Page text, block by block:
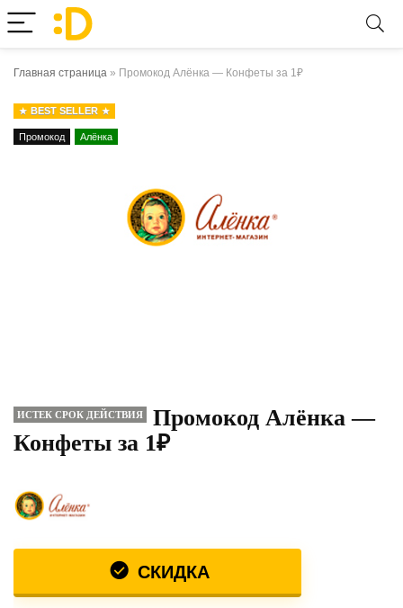
Главная страница » Промокод Алёнка — Конфеты за 1₽
BEST SELLER
Промокод Алёнка
ИСТЕК СРОК ДЕЙСТВИЯ
Промокод Алёнка —
Конфеты за 1₽
СКИДКА